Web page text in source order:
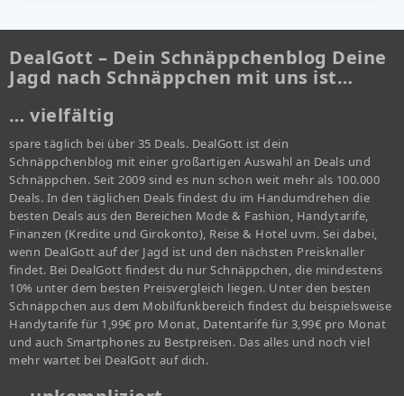
DealGott – Dein Schnäppchenblog Deine
Jagd nach Schnäppchen mit uns ist…
… vielfältig
spare täglich bei über 35 Deals. DealGott ist dein
Schnäppchenblog mit einer großartigen Auswahl an Deals und
Schnäppchen. Seit 2009 sind es nun schon weit mehr als 100.000
Deals. In den täglichen Deals findest du im Handumdrehen die
besten Deals aus den Bereichen Mode & Fashion, Handytarife,
Finanzen (Kredite und Girokonto), Reise & Hotel uvm. Sei dabei,
wenn DealGott auf der Jagd ist und den nächsten Preisknaller
findet. Bei DealGott findest du nur Schnäppchen, die mindestens
10% unter dem besten Preisvergleich liegen. Unter den besten
Schnäppchen aus dem Mobilfunkbereich findest du beispielsweise
Handytarife für 1,99€ pro Monat, Datentarife für 3,99€ pro Monat
und auch Smartphones zu Bestpreisen. Das alles und noch viel
mehr wartet bei DealGott auf dich.